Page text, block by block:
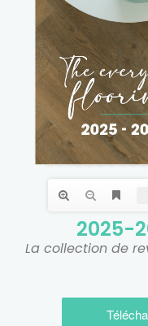
2025-
La collection de